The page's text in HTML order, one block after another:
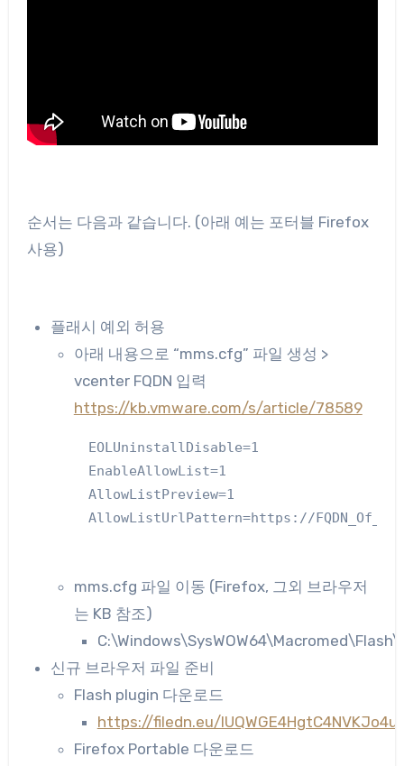
순서는 다음과 같습니다. (아래 예는 포터블 Firefox
사용)
플래시 예외 허용
아래 내용으로 “mms.cfg” 파일 생성 >
vcenter FQDN 입력
https://kb.vmware.com/s/article/78589
EOLUninstallDisable=1
EnableAllowList=1
AllowListPreview=1
AllowListUrlPattern=https://
mms.cfg 파일 이동 (Firefox, 그외 브라우저
는 KB 참조)
신규 브라우저 파일 준비
Flash plugin 다운로드
https://filedn.eu/
Firefox Portable 다운로드